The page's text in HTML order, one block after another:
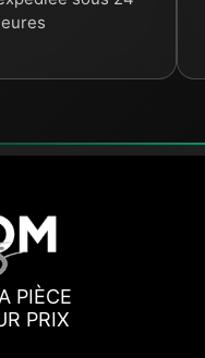
PIÈCE
PRIX